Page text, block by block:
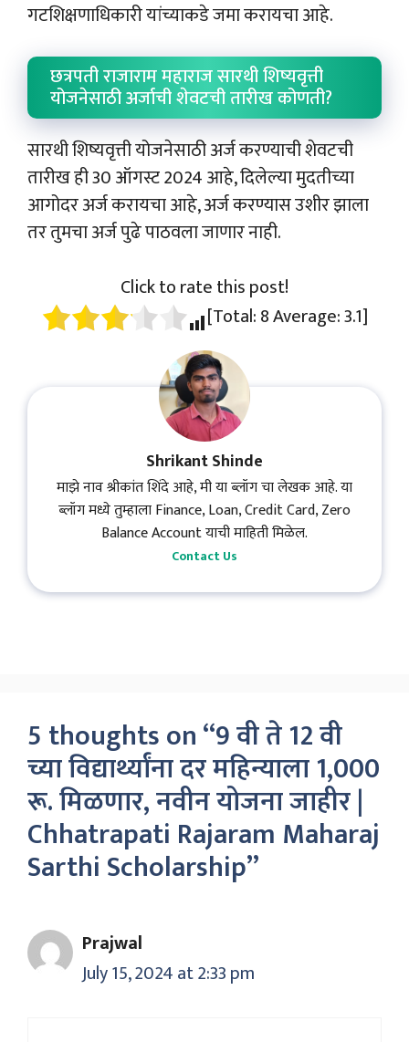
गटशिक्षणाधिकारी यांच्याकडे जमा करायचा आहे.
छत्रपती राजाराम महाराज सारथी शिष्यवृत्ती
योजनेसाठी अर्जाची शेवटची तारीख कोणती?
सारथी शिष्यवृत्ती योजनेसाठी अर्ज करण्याची शेवटची
तारीख ही 30 ऑगस्ट 2024 आहे, दिलेल्या मुदतीच्या
आगोदर अर्ज करायचा आहे, अर्ज करण्यास उशीर झाला
तर तुमचा अर्ज पुढे पाठवला जाणार नाही.
Click to rate this post!
[Total:8Average:3.1]
Shrikant Shinde
माझे नाव श्रीकांत शिंदे आहे, मी या ब्लॉग चा लेखक आहे. या
ब्लॉग मध्ये तुम्हाला Finance, Loan, Credit Card, Zero
Balance Account याची माहिती मिळेल.
Contact Us
5 thoughts on “9 वी ते 12 वी
च्या विद्यार्थ्यांना दर महिन्याला 1,000
रू. मिळणार, नवीन योजना जाहीर |
Chhatrapati Rajaram Maharaj
Sarthi Scholarship”
Prajwal
July 15, 2024 at 2:33 pm